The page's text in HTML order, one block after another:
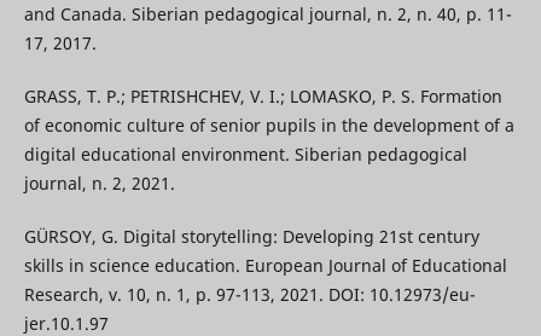
and Canada. Siberian pedagogical journal, n. 2, n. 40, p. 11-
17, 2017.
GRASS, T. P.; PETRISHCHEV, V. I.; LOMASKO, P. S. Formation
of economic culture of senior pupils in the development of a
digital educational environment. Siberian pedagogical
journal, n. 2, 2021.
GÜRSOY, G. Digital storytelling: Developing 21st century
skills in science education. European Journal of Educational
Research, v. 10, n. 1, p. 97-113, 2021. DOI: 10.12973/eu-
jer.10.1.97